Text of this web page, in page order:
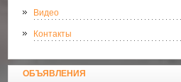
Видео
Контакты
ОБЪЯВЛЕНИЯ